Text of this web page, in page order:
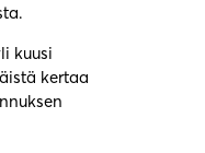
kuusi
kertaa